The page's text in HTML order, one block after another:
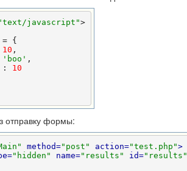
javascript">
= {
10 ,
'boo' ,
:
10
отправку формы:
method="post" action="test.php">
"hidden" name="results" id="results"